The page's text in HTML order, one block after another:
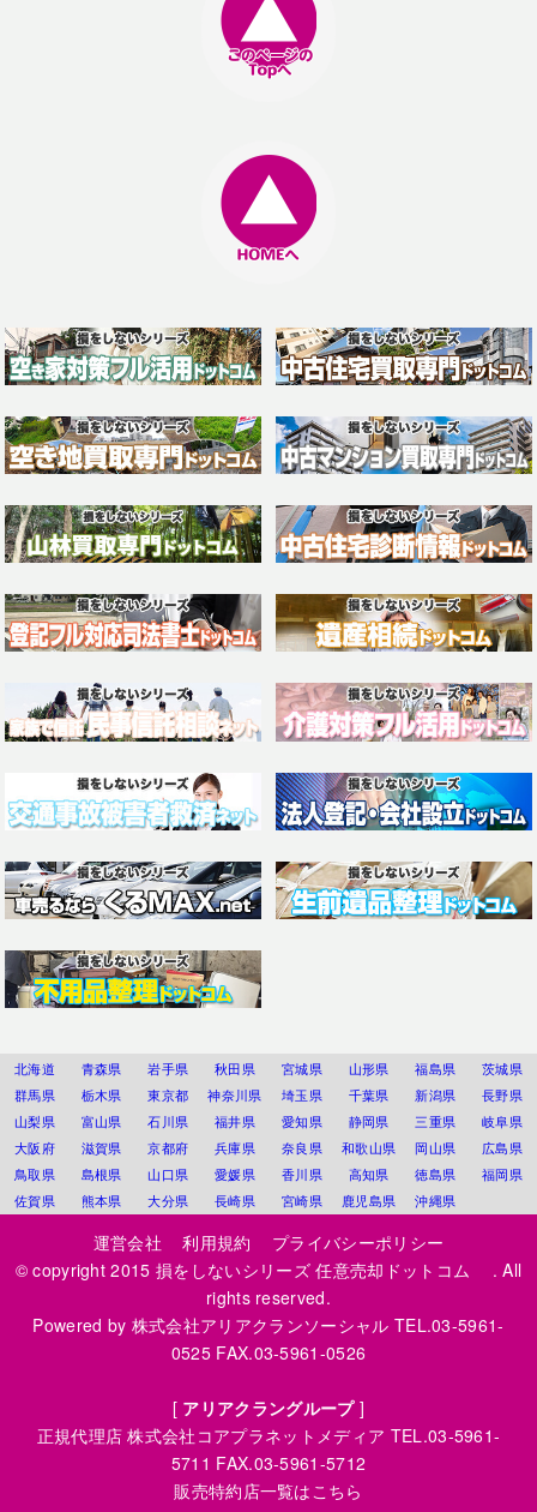
北海道 青森県 岩手県 秋田県 宮城県 山形県 福島県
茨城県
群馬県
栃木県 東京都 神奈川県 埼玉県 千葉県 新潟県
長野県
山梨県
富山県 石川県 福井県 愛知県 静岡県 三重県
岐阜県
大阪府
滋賀県 京都府 兵庫県 奈良県 和歌山県 岡山県
広島県
鳥取県
島根県 山口県 愛媛県 香川県 高知県 徳島県
福岡県
佐賀県
熊本県 大分県 長崎県 宮崎県 鹿児島県 沖縄県
運営会社 利用規約
プライバシーポリシー
© copyright 2015損をしないシリーズ 任意売却ドットコム
. All
rights reserved.
Powered by 株式会社アリアクランソーシャル TEL.03-5961-
0525 FAX.03-5961-0526
[ アリアクラングループ]
正規代理店株式会社コアプラネットメディア TEL.03-5961-
5711 FAX.03-5961-5712
販売特約店一覧はこちら